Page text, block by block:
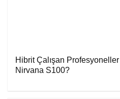
Hibrit Çalışan
Nirvana S100?